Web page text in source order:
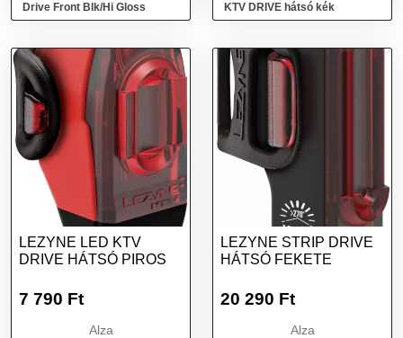
Drive Front Blk/Hi Gloss
KTV DRIVE hátsó kék
LEZYNE LED KTV
DRIVE HÁTSÓ PIROS
7 790 Ft
Alza
LEZYNE STRIP DRIVE
HÁTSÓ FEKETE
20 290 Ft
Alza